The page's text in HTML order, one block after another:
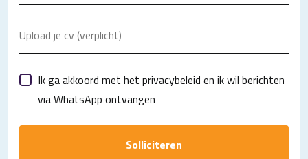
Upload je cv (verplicht)
Ik ga akkoord met het privacybeleid en ik wil berichten
via WhatsApp ontvangen
Solliciteren